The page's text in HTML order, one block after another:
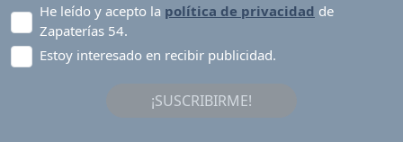
He leído y acepto la política de privacidad de
Zapaterías 54.
Estoy interesado en recibir publicidad.
¡SUSCRIBIRME!